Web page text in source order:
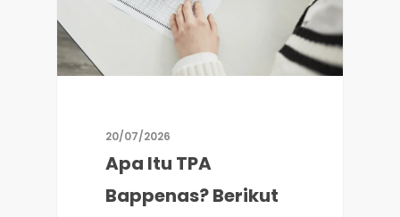
20/07/2026
Apa Itu TPA
Bappenas? Berikut